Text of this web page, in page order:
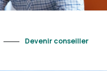
Devenir conseiller